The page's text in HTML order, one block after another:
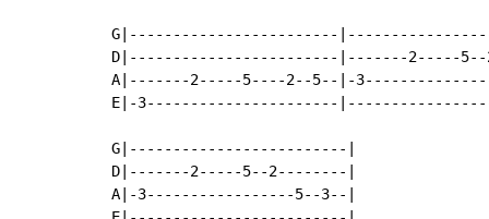
G|------------------------
D|------------------------|-------2-----
A|-------2-----5----2--5--|-
E|-3----------------------
G|-------------------------|
D|-------2-----5--2--------|
A|-3-----------------5--3--|